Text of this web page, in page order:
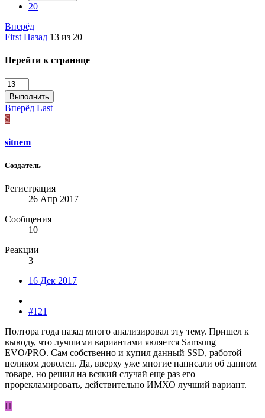
20
Вперёд
First Назад 13 из 20
Перейти к странице
Выполнить
Вперёд Last
S
sitnem
Создатель
Регистрация
26 Апр 2017
Сообщения
10
Реакции
3
16 Дек 2017
#121
Полтора года назад много анализировал эту тему. Пришел к
выводу, что лучшими вариантами является Samsung
EVO/PRO. Сам собственно и купил данный SSD, работой
целиком доволен. Да, вверху уже многие написали об данном
товаре, но решил на всякий случай еще раз его
прорекламировать, действительно ИМХО лучший вариант.
H